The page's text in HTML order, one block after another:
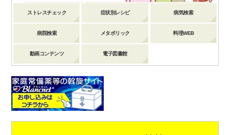
ストレスチェック 症状別レシピ 病気検索
病院検索 メタボリック 料理WEB
動画コンテンツ 電子図書館